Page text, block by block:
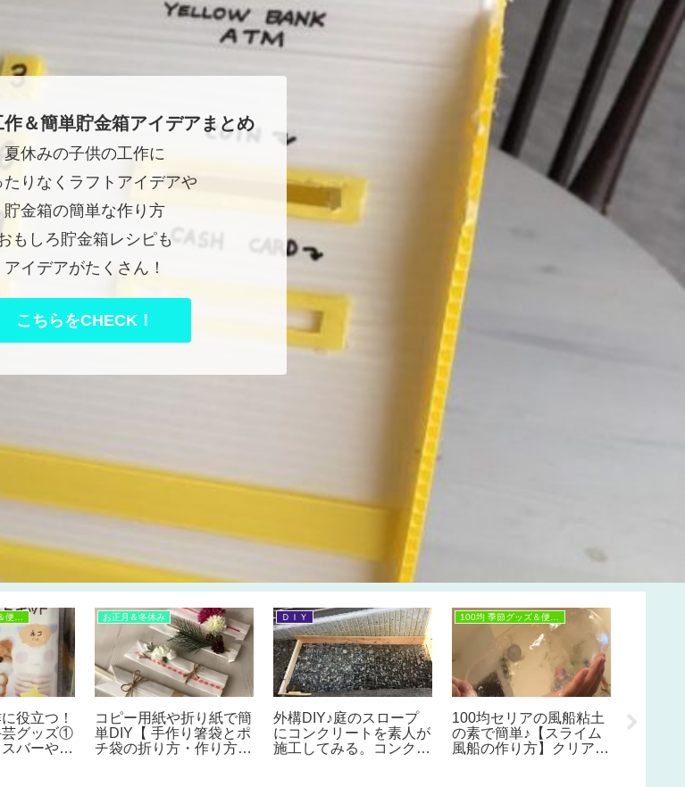
＆簡単貯金箱アイデアまとめ
夏休みの子供の工作に
たりなくラフトアイデアや
貯金箱の簡単な作り方
もしろ貯金箱レシピも
アイデアがたくさん！
こちらをCHECK！
役立つ！
芸グッズ①
バーや
お正月＆冬休み
コピー用紙や折り紙で簡
単DIY【 手作り箸袋とポ
チ袋の折り方・作り方】
ＤＩＹ
外構DIY♪庭のスロープ
にコンクリートを素人が
施工してみる。コンクリ
100均セリアの風船粘土
の素で簡単♪【スライム
風船の作り方】クリアス
【人形